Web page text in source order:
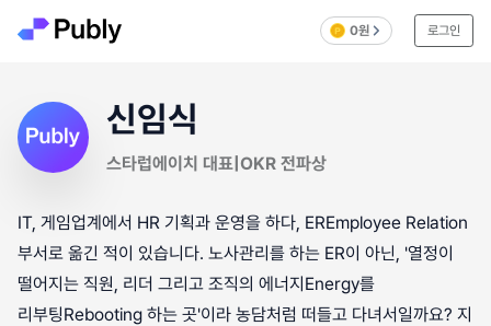
0원 로그인
신임식
스타럽에이치 대표|OKR 전파상
IT, 게임업계에서 HR 기획과 운영을 하다, EREmployee Relation
부서로 옮긴 적이 있습니다. 노사관리를 하는 ER이 아닌, '열정이
떨어지는 직원, 리더 그리고 조직의 에너지Energy를
리부팅Rebooting 하는 곳'이라 농담처럼 떠들고 다녀서일까요? 지